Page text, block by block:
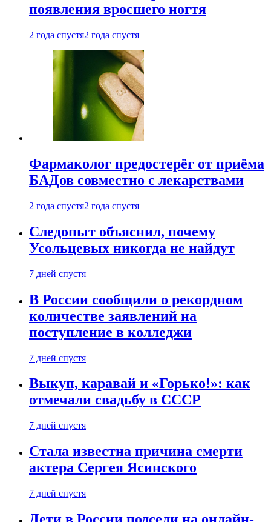
появления вросшего ногтя
2 года спустя2 года спустя
Фармаколог предостерёг от приёма
БАДов совместно с лекарствами
2 года спустя2 года спустя
Следопыт объяснил, почему
Усольцевых никогда не найдут
7 дней спустя
В России сообщили о рекордном
количестве заявлений на
поступление в колледжи
7 дней спустя
Выкуп, каравай и «Горько!»: как
отмечали свадьбу в СССР
7 дней спустя
Стала известна причина смерти
актера Сергея Ясинского
7 дней спустя